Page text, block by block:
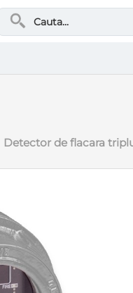
detector de flacara